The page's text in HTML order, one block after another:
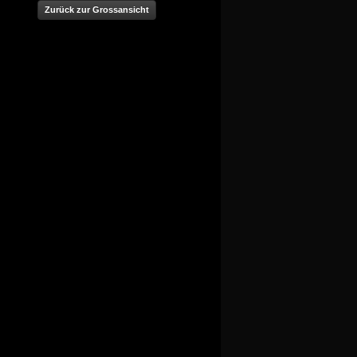
Zurück zur Grossansicht